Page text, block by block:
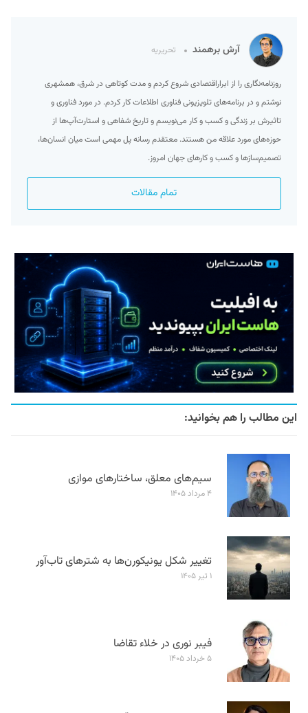
آرش برهمند تحریریه
روزنامه‌نگاری را از ابراراقتصادی شروع کردم و مدت کوتاهی در شرق، همشهری
نوشتم و در برنامه‌های تلویزیونی فناوری اطلاعات کار کردم. در مورد فناوری و
تاثیرش بر زندگی و کسب و کار می‌نویسم و تاریخ شفاهی و استارت‌آپ‌ها از
حوزه‌های مورد علاقه من هستند. معتقدم رسانه پل مهمی است میان انسان‌ها،
تصمیم‌سازها و کسب و کارهای جهان امروز.
تمام مقالات
این مطالب را هم بخوانید:
سیم‌های معلق، ساختارهای موازی
۴ مرداد ۱۴۰۵
تغییر شکل یونیکورن‌ها به شترهای تاب‌آور
۱ تیر ۱۴۰۵
فیبر نوری در خلاء تقاضا
۵ خرداد ۱۴۰۵